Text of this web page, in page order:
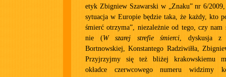
etyk Zbigniew Szawarski w „Znaku” nr 6/
sytuacja w Europie będzie taka, że każdy, kto
śmierć otrzyma”, niezależnie od tego, czy nam
nie (W szarej strefie śmierci, dyskusja z
Bortnowskiej, Konstantego Radziwiłła,
Przyjrzyjmy się też bliżej krakowskiemu
okładce czerwcowego numeru widzimy